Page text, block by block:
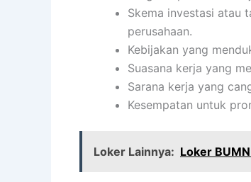
Skema investasi atau
perusahaan.
Kebijakan yang
Suasana kerja yang
Sarana kerja yang
Kesempatan untuk
Loker Lainnya: Loker